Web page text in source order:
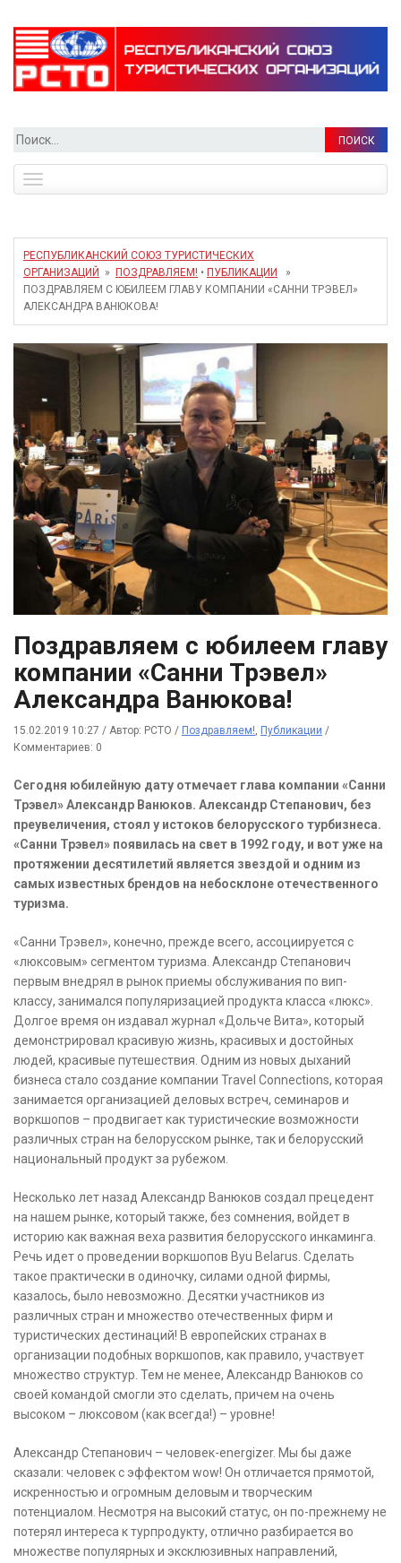
Найти:
navigation
РЕСПУБЛИКАНСКИЙ СОЮЗ ТУРИСТИЧЕСКИХ
ОРГАНИЗАЦИЙ
» ПОЗДРАВЛЯЕМ! • ПУБЛИКАЦИИ
»
ПОЗДРАВЛЯЕМ С ЮБИЛЕЕМ ГЛАВУ КОМПАНИИ «САННИ ТРЭВЕЛ»
АЛЕКСАНДРА ВАНЮКОВА!
Поздравляем с юбилеем главу
компании «Санни Трэвел»
Александра Ванюкова!
15.02.2019 10:27 / Автор: РСТО / Поздравляем!, Публикации /
Комментариев: 0
Сегодня юбилейную дату отмечает глава компании «Санни
Трэвел» Александр Ванюков. Александр Степанович, без
преувеличения, стоял у истоков белорусского турбизнеса.
«Санни Трэвел» появилась на свет в 1992 году, и вот уже на
протяжении десятилетий является звездой и одним из
самых известных брендов на небосклоне отечественного
туризма.
«Санни Трэвел», конечно, прежде всего, ассоциируется с
«люксовым» сегментом туризма. Александр Степанович
первым внедрял в рынок приемы обслуживания по вип-
классу, занимался популяризацией продукта класса «люкс».
Долгое время он издавал журнал «Дольче Вита», который
демонстрировал красивую жизнь, красивых и достойных
людей, красивые путешествия. Одним из новых дыханий
бизнеса стало создание компании Travel Connections, которая
занимается организацией деловых встреч, семинаров и
воркшопов – продвигает как туристические возможности
различных стран на белорусском рынке, так и белорусский
национальный продукт за рубежом.
Несколько лет назад Александр Ванюков создал прецедент
на нашем рынке, который также, без сомнения, войдет в
историю как важная веха развития белорусского инкаминга.
Речь идет о проведении воркшопов Byu Belarus. Сделать
такое практически в одиночку, силами одной фирмы,
казалось, было невозможно. Десятки участников из
различных стран и множество отечественных фирм и
туристических дестинаций! В европейских странах в
организации подобных воркшопов, как правило, участвует
множество структур. Тем не менее, Александр Ванюков со
своей командой смогли это сделать, причем на очень
высоком – люксовом (как всегда!) – уровне!
Александр Степанович – человек-energizer. Мы бы даже
сказали: человек с эффектом wow! Он отличается прямотой,
искренностью и огромным деловым и творческим
потенциалом. Несмотря на высокий статус, он по-прежнему не
потерял интереса к турпродукту, отлично разбирается во
множестве популярных и эксклюзивных направлений,